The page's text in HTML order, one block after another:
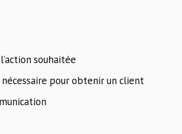
souhaitée
pour obtenir un client